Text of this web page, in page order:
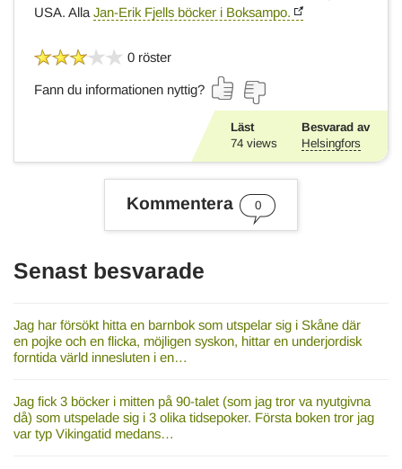
USA. AllaJan-Erik Fjells böcker i Boksampo.
0 röster
Fann du informationen nyttig?
Läst
74 views
Besvarad av
Helsingfors
Kommentera 0
Senast besvarade
Jag har försökt hitta en barnbok som utspelar sig i Skåne där
en pojke och en flicka, möjligen syskon, hittar en underjordisk
forntida värld innesluten i en…
Jag fick 3 böcker i mitten på 90-talet (som jag tror va nyutgivna
då) som utspelade sig i 3 olika tidsepoker. Första boken tror jag
var typ Vikingatid medans…